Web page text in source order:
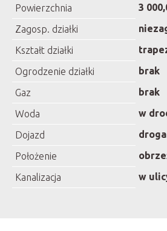
Powierzchnia
3
Zagosp. działki
Kształt działki
Ogrodzenie działki
brak
Gaz
brak
Woda
w
Dojazd
Położenie
Kanalizacja
w